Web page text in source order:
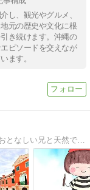
し、観光やグルメ、
元の歴史や文化に根
き続けます。沖縄の
ピソードを交えなが
ます。
ミックスツインズの成長日記。生真面目でおとなしい兄と天然でおバカキャラな妹の面白い日常を綴っています。